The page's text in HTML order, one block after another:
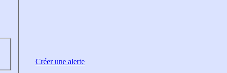
Créer une alerte